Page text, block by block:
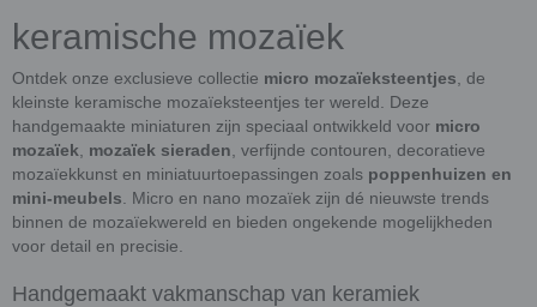
keramische mozaïek
Ontdek onze exclusieve collectie micro mozaïeksteentjes , de
kleinste keramische mozaïeksteentjes ter wereld. Deze
handgemaakte miniaturen zijn speciaal ontwikkeld voor micro
mozaïek
mozaïek sieraden , verfijnde contouren, decoratieve
mozaïekkunst en miniatuurtoepassingen zoals poppenhuizen en
mini-meubels . Micro en nano mozaïek zijn dé nieuwste trends
binnen de mozaïekwereld en bieden ongekende mogelijkheden
voor detail en precisie.
Handgemaakt vakmanschap van keramiek